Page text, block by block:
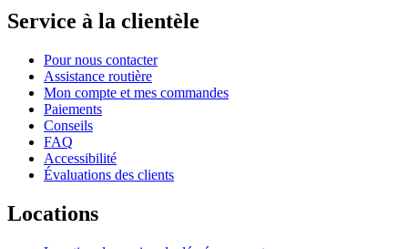
Service à la clientèle
Pour nous contacter
Assistance routière
Mon compte et mes commandes
Paiements
Conseils
FAQ
Accessibilité
Évaluations des clients
Locations